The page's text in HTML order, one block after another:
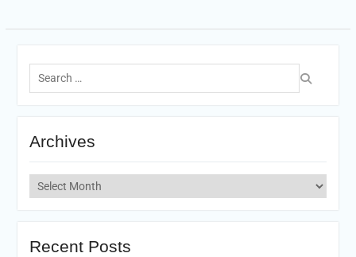
Search
for:
Archives
Archives
Recent Posts